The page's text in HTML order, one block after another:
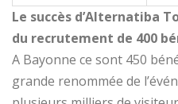
Le succès d’Alternatiba
du recrutement de 400
A Bayonne ce sont 450
grande renommée de